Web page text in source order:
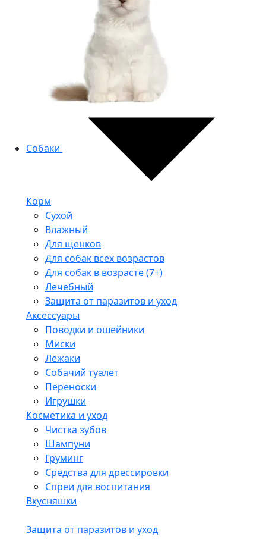
Собаки
Корм
Сухой
Влажный
Для щенков
Для собак всех возрастов
Для собак в возрасте (7+)
Лечебный
Защита от паразитов и уход
Аксессуары
Поводки и ошейники
Миски
Лежаки
Собачий туалет
Переноски
Игрушки
Косметика и уход
Чистка зубов
Шампуни
Груминг
Средства для дрессировки
Спреи для воспитания
Вкусняшки
Защита от паразитов и уход